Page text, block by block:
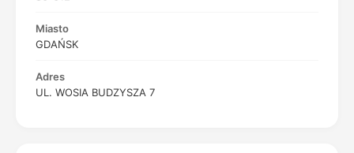
Miasto
GDAŃSK
Adres
UL. WOSIA BUDZYSZA 7